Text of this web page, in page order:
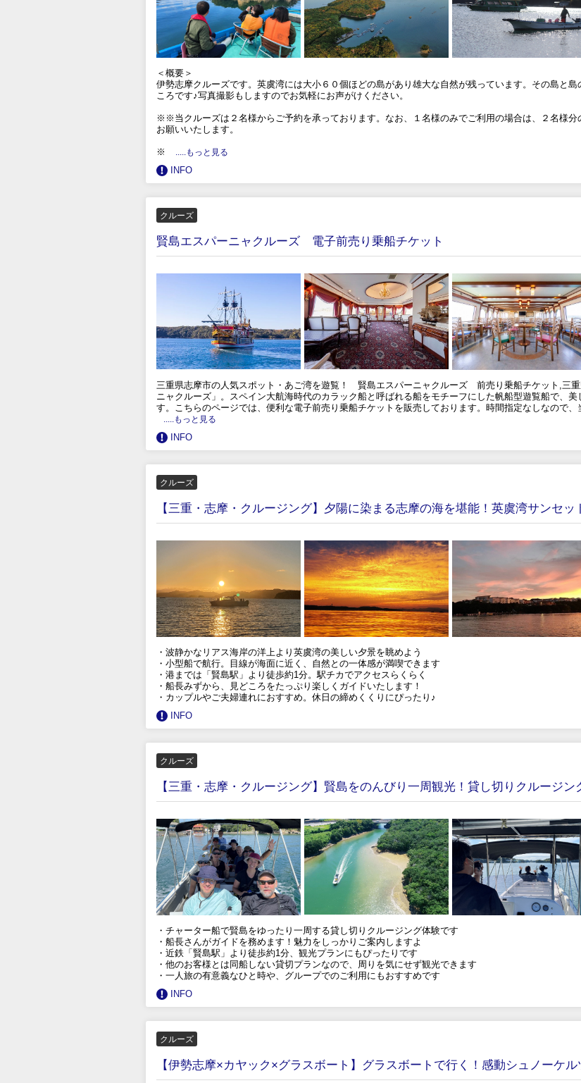
＜概要＞
伊勢志摩クルーズです。英虞湾には大小６０個ほどの島があり雄大な自然が残っています。その島と
ころです♪写真撮影もしますのでお気軽にお声がけください。
※※当クルーズは２名様からご予約を承っております。なお、１名様のみでご利用の場合は、２名様分
お願いいたします。
※ .....もっと見る
INFO
クルーズ
賢島エスパーニャクルーズ 電子前売り乗船チケット
三重県志摩市の人気スポット・あご湾を遊覧！ 賢島エスパーニャクルーズ 前売り乗船チケット,三
ニャクルーズ」。スペイン大航海時代のカラック船と呼ばれる船をモチーフにした帆船型遊覧船で、
す。こちらのページでは、便利な電子前売り乗船チケットを販売しております。時間指定なしなので
.....もっと見る
INFO
クルーズ
【三重・志摩・クルージング】夕陽に染まる志摩の海を堪能！英虞湾サンセッ
・波静かなリアス海岸の洋上より英虞湾の美しい夕景を眺めよう
・小型船で航行。目線が海面に近く、自然との一体感が満喫できます
・港までは「賢島駅」より徒歩約1分。駅チカでアクセスらくらく
・船長みずから、見どころをたっぷり楽しくガイドいたします！
・カップルやご夫婦連れにおすすめ。休日の締めくくりにぴったり♪
INFO
クルーズ
【三重・志摩・クルージング】賢島をのんびり一周観光！貸し切りクルージン
・チャーター船で賢島をゆったり一周する貸し切りクルージング体験です
・船長さんがガイドを務めます！魅力をしっかりご案内しますよ
・近鉄「賢島駅」より徒歩約1分、観光プランにもぴったりです
・他のお客様とは同船しない貸切プランなので、周りを気にせず観光できます
・一人旅の有意義なひと時や、グループでのご利用にもおすすめです
INFO
クルーズ
【伊勢志摩×カヤック×グラスボート】グラスボートで行く！感動シュノーケル